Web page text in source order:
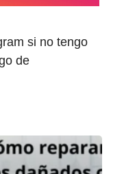
si no tengo
de